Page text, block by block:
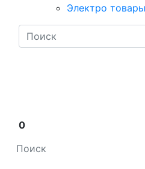
Электро товары
0